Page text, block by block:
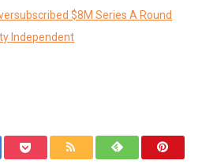
$8M Series A Round
Independent